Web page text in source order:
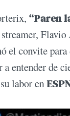
“Paren
el convite
entender de
labor en